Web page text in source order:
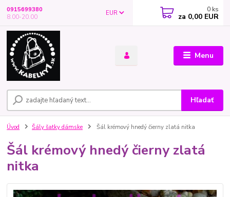
Menu
EUR
Hľadať
0915699380
8.00-20.00
0 ks
za 0,00 EUR
Úvod Šály šatky dámske Šál krémový hnedý čierny zlatá nitka
Šál krémový hnedý čierny zlatá
nitka